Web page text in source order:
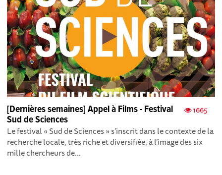
1665
[Dernières semaines] Appel à Films - Festival
Sud de Sciences
Le festival « Sud de Sciences » s’inscrit dans le contexte de la
recherche locale, très riche et diversifiée, à l’image des six
mille chercheurs de...